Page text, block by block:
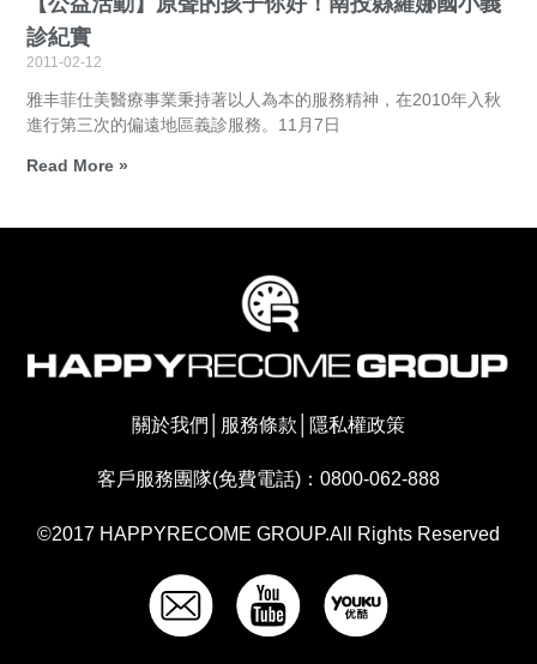
診紀實
2011-02-12
雅丰菲仕美醫療事業秉持著以人為本的服務精神，在2010年入秋
進行第三次的偏遠地區義診服務。11月7日
Read More »
關於我們 服務條款 隱私權政策
客戶服務團隊(免費電話)：0800-062-888
©2017 HAPPYRECOME GROUP.All Rights Reserved